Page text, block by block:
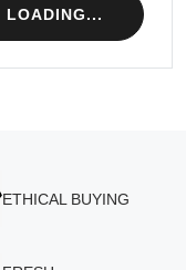
LOADING...
ETHICAL BUYING